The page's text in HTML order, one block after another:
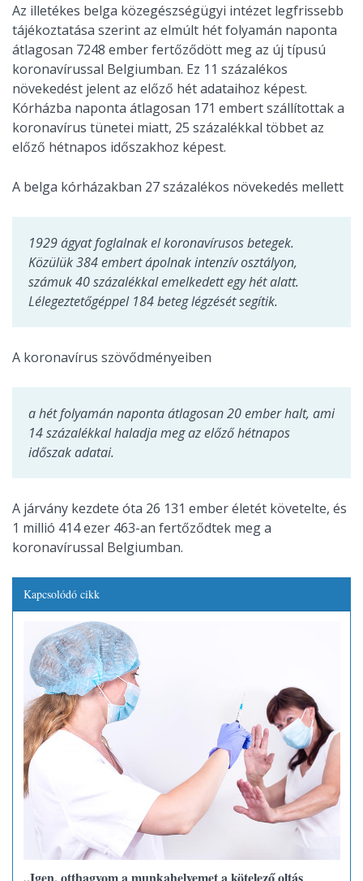
Az illetékes belga közegészségügyi intézet legfrissebb
tájékoztatása szerint az elmúlt hét folyamán naponta
átlagosan 7248 ember fertőződött meg az új típusú
koronavírussal Belgiumban. Ez 11 százalékos
növekedést jelent az előző hét adataihoz képest.
Kórházba naponta átlagosan 171 embert szállítottak a
koronavírus tünetei miatt, 25 százalékkal többet az
előző hétnapos időszakhoz képest.
A belga kórházakban 27 százalékos növekedés mellett
1929 ágyat foglalnak el koronavírusos betegek.
Közülük 384 embert ápolnak intenzív osztályon,
számuk 40 százalékkal emelkedett egy hét alatt.
Lélegeztetőgéppel 184 beteg légzését segítik.
A koronavírus szövődményeiben
a hét folyamán naponta átlagosan 20 ember halt, ami
14 százalékkal haladja meg az előző hétnapos
időszak adatai.
A járvány kezdete óta 26 131 ember életét követelte, és
1 millió 414 ezer 463-an fertőződtek meg a
koronavírussal Belgiumban.
Kapcsolódó cikk
„Igen, otthagyom a munkahelyemet a kötelező oltás